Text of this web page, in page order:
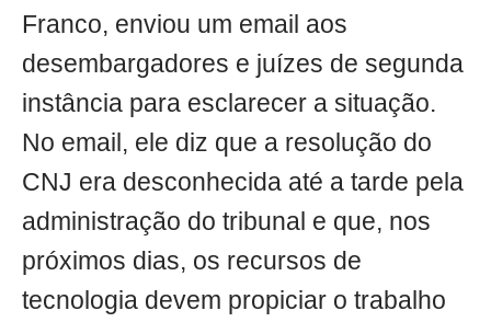
Franco, enviou um email aos
desembargadores e juízes de segunda
instância para esclarecer a situação.
No email, ele diz que a resolução do
CNJ era desconhecida até a tarde pela
administração do tribunal e que, nos
próximos dias, os recursos de
tecnologia devem propiciar o trabalho